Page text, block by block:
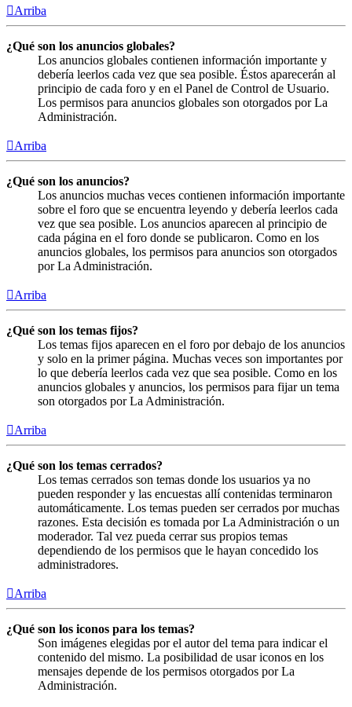
Arriba
¿Qué son los anuncios globales?
Los anuncios globales contienen información importante y
debería leerlos cada vez que sea posible. Éstos aparecerán al
principio de cada foro y en el Panel de Control de Usuario.
Los permisos para anuncios globales son otorgados por La
Administración.
Arriba
¿Qué son los anuncios?
Los anuncios muchas veces contienen información importante
sobre el foro que se encuentra leyendo y debería leerlos cada
vez que sea posible. Los anuncios aparecen al principio de
cada página en el foro donde se publicaron. Como en los
anuncios globales, los permisos para anuncios son otorgados
por La Administración.
Arriba
¿Qué son los temas fijos?
Los temas fijos aparecen en el foro por debajo de los anuncios
y solo en la primer página. Muchas veces son importantes por
lo que debería leerlos cada vez que sea posible. Como en los
anuncios globales y anuncios, los permisos para fijar un tema
son otorgados por La Administración.
Arriba
¿Qué son los temas cerrados?
Los temas cerrados son temas donde los usuarios ya no
pueden responder y las encuestas allí contenidas terminaron
automáticamente. Los temas pueden ser cerrados por muchas
razones. Esta decisión es tomada por La Administración o un
moderador. Tal vez pueda cerrar sus propios temas
dependiendo de los permisos que le hayan concedido los
administradores.
Arriba
¿Qué son los iconos para los temas?
Son imágenes elegidas por el autor del tema para indicar el
contenido del mismo. La posibilidad de usar iconos en los
mensajes depende de los permisos otorgados por La
Administración.